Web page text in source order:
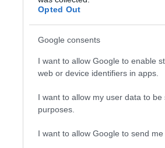
Opted Out
Google consents
I want to allow Google to enable
web or device identifiers in apps.
I want to allow my user data to
purposes.
I want to allow Google to send
andando nella sezione
Fids Leonardo Careddu